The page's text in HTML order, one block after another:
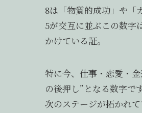
8は「物質的成功」や「
5が交互に並ぶこの数字
かけている証。
特に今、仕事・恋愛・
の後押し”となる数字で
次のステージが拓かれて